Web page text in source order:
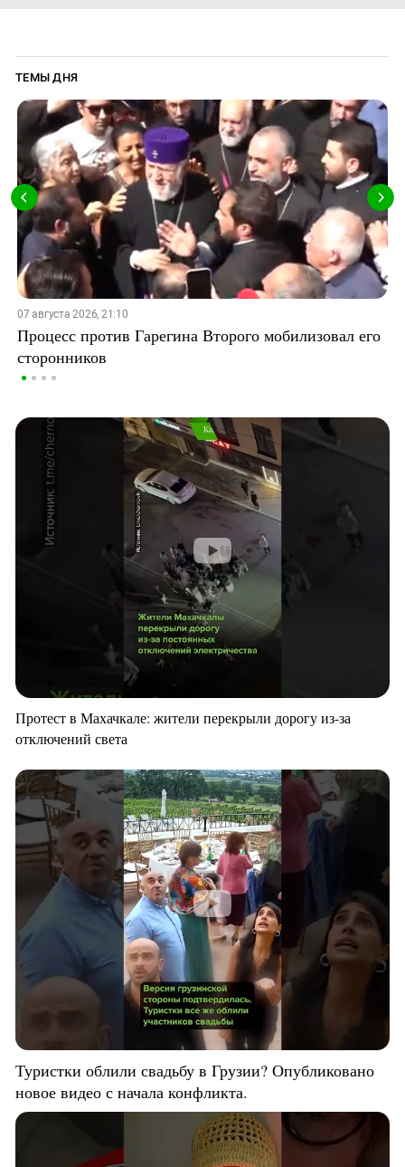
ТЕМЫ ДНЯ
07 августа 2026, 21:10
Процесс против Гарегина Второго мобилизовал его
сторонников
Протест в Махачкале: жители перекрыли дорогу из-за
отключений света
Туристки облили свадьбу в Грузии? Опубликовано
новое видео с начала конфликта.